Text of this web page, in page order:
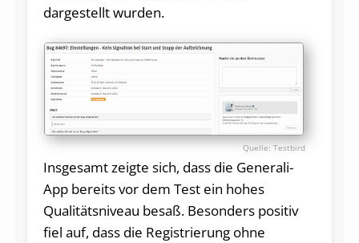
dargestellt wurden.
Testbird
Insgesamt zeigte sich, dass die Generali-
App bereits vor dem Test ein hohes
Qualitätsniveau besaß. Besonders positiv
fiel auf, dass die Registrierung ohne